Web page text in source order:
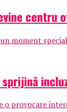
centru
moment
sprijină
o provocare